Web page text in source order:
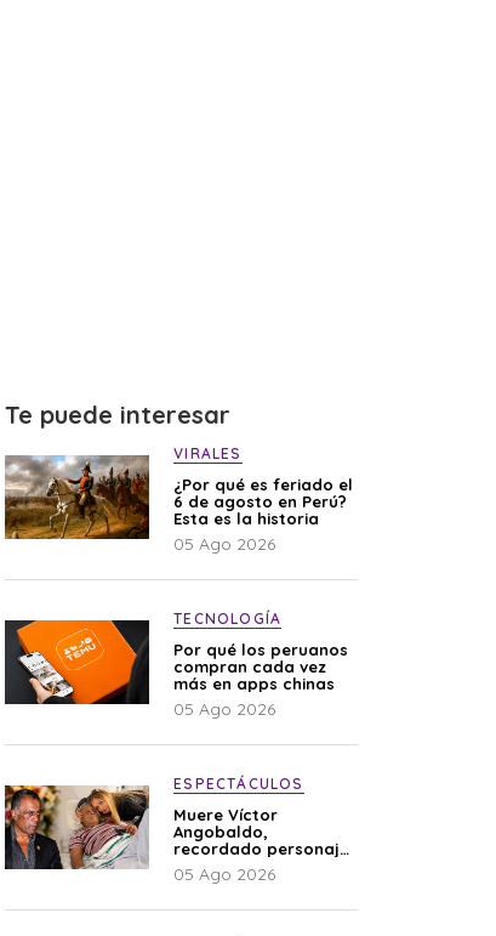
Te puede interesar
VIRALES
¿Por qué es feriado el
6 de agosto en Perú?
Esta es la historia
05 Ago 2026
TECNOLOGÍA
Por qué los peruanos
compran cada vez
más en apps chinas
05 Ago 2026
ESPECTÁCULOS
Muere Víctor
Angobaldo,
recordado personaje
de la farándula y
expareja de Shirley
05 Ago 2026